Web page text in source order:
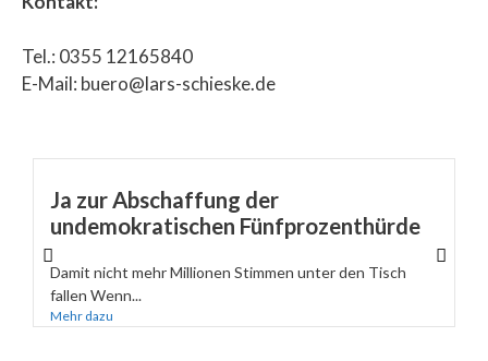
Tel.: 0355 12165840
E-Mail: buero@lars-schieske.de
Ja zur Abschaffung der
undemokratischen Fünfprozenthürde
Damit nicht mehr Millionen Stimmen unter den Tisch
fallen Wenn...
Mehr dazu